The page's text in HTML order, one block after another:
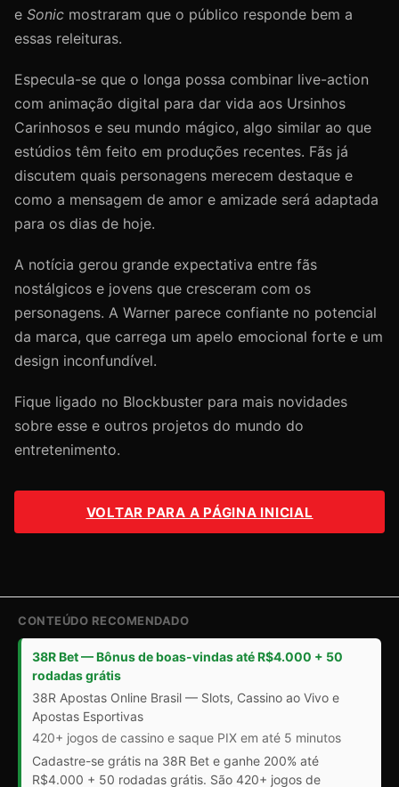
e Sonic mostraram que o público responde bem a
essas releituras.
Especula-se que o longa possa combinar live-action
com animação digital para dar vida aos Ursinhos
Carinhosos e seu mundo mágico, algo similar ao que
estúdios têm feito em produções recentes. Fãs já
discutem quais personagens merecem destaque e
como a mensagem de amor e amizade será adaptada
para os dias de hoje.
A notícia gerou grande expectativa entre fãs
nostálgicos e jovens que cresceram com os
personagens. A Warner parece confiante no potencial
da marca, que carrega um apelo emocional forte e um
design inconfundível.
Fique ligado no Blockbuster para mais novidades
sobre esse e outros projetos do mundo do
entretenimento.
VOLTAR PARA A PÁGINA INICIAL
CONTEÚDO RECOMENDADO
38R Bet — Bônus de boas-vindas até R$4.000 + 50
rodadas grátis
38R Apostas Online Brasil — Slots, Cassino ao Vivo e
Apostas Esportivas
420+ jogos de cassino e saque PIX em até 5 minutos
Cadastre-se grátis na 38R Bet e ganhe 200% até
R$4.000 + 50 rodadas grátis. São 420+ jogos de